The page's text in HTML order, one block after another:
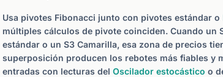
Usa pivotes Fibonacci junto con pivotes estándar o
múltiples cálculos de pivote coinciden. Cuando un
estándar o un S3 Camarilla, esa zona de precios
superposición producen los rebotes más fiables y
entradas con lecturas del Oscilador estocástico o